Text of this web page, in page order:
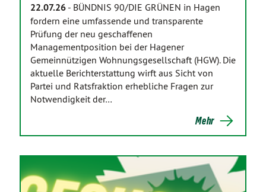
22.07.26 - BÜNDNIS 90/DIE GRÜNEN in Hagen
fordern eine umfassende und transparente
Prüfung der neu geschaffenen
Managementposition bei der Hagener
Gemeinnützigen Wohnungsgesellschaft (HGW). Die
aktuelle Berichterstattung wirft aus Sicht von
Partei und Ratsfraktion erhebliche Fragen zur
Notwendigkeit der…
Mehr